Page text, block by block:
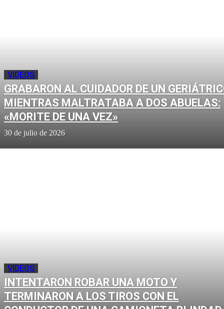
VIDEOS
GRABARON AL CUIDADOR DE UN
MIENTRAS MALTRATABA A DOS ABUELAS:
«MORITE DE UNA VEZ»
30 de julio de 2026
VIDEOS
INTENTARON ROBAR UNA MOTO Y
TERMINARON A LOS TIROS CON EL